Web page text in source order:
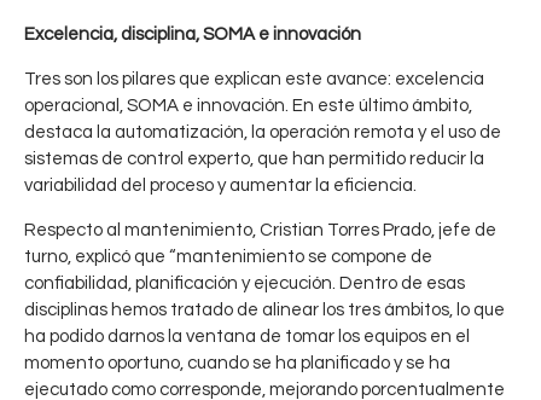
Excelencia, disciplina, SOMA e innovación
Tres son los pilares que explican este avance: excelencia
operacional, SOMA e innovación. En este último ámbito,
destaca la automatización, la operación remota y el uso de
sistemas de control experto, que han permitido reducir la
variabilidad del proceso y aumentar la eficiencia.
Respecto al mantenimiento, Cristian Torres Prado, jefe de
turno, explicó que “mantenimiento se compone de
confiabilidad, planificación y ejecución. Dentro de esas
disciplinas hemos tratado de alinear los tres ámbitos, lo que
ha podido darnos la ventana de tomar los equipos en el
momento oportuno, cuando se ha planificado y se ha
ejecutado como corresponde, mejorando porcentualmente
CHUQUICAMATA
CODELCO
n
t
r
e
g